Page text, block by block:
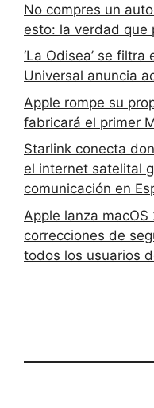
No compres un
esto: la verdad que
‘La Odisea’ se
Universal anuncia
Apple rompe su
fabricará el primer
Starlink conecta
el internet satelital
comunicación en
Apple lanza
correcciones de
todos los usuarios